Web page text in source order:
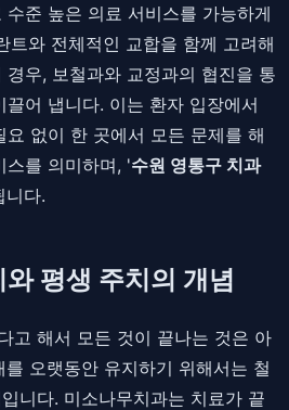
준 높은 의료 서비스를 가능하게
트와 전체적인 교합을 함께 고려해
우, 보철과와 교정과의 협진을 통
어 냅니다. 이는 환자 입장에서
없이 한 곳에서 모든 문제를 해
스를 의미하며, '수원 영통구 치과
니다.
평생 주치의 개념
고 해서 모든 것이 끝나는 것은 아
오랫동안 유지하기 위해서는 철
니다. 미소나무치과는 치료가 끝